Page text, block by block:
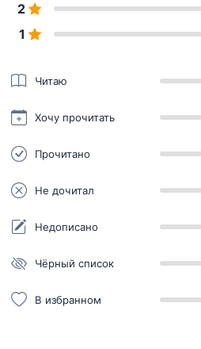
2
1
Читаю
Хочу прочитать
Прочитано
Не дочитал
Недописано
Чёрный список
В избранном